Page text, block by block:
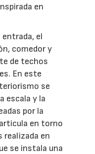
en
el
comedor y
de techos
En este
se
escala y la
por la
en torno
realizada en
se instala una